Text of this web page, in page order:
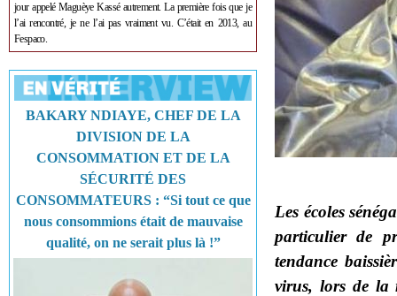
jour appelé Maguèye Kassé autrement. La première fois que je
l’ai rencontré, je ne l’ai pas vraiment vu. C’était en 2013, au
Fespaco.
BAKARY NDIAYE, CHEF DE LA
DIVISION DE LA
CONSOMMATION ET DE LA
SÉCURITÉ DES
CONSOMMATEURS : “Si tout ce que
nous consommions était de mauvaise
qualité, on ne serait plus là !”
Les écoles
particulier de
tendance
virus, lors de la